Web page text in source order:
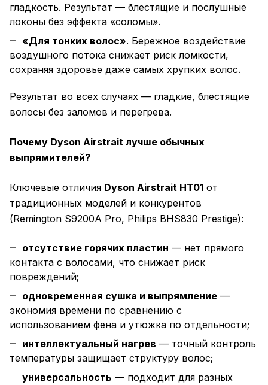
гладкость. Результат — блестящие и послушные
локоны без эффекта «соломы».
«Для тонких волос». Бережное воздействие
воздушного потока снижает риск ломкости,
сохраняя здоровье даже самых хрупких волос.
Результат во всех случаях — гладкие, блестящие
волосы без заломов и перегрева.
Почему Dyson Airstrait лучше обычных
выпрямителей?
Ключевые отличия Dyson Airstrait HT01 от
традиционных моделей и конкурентов
(Remington S9200A Pro, Philips BHS830 Prestige):
отсутствие горячих пластин — нет прямого
контакта с волосами, что снижает риск
повреждений;
одновременная сушка и выпрямление —
экономия времени по сравнению с
использованием фена и утюжка по отдельности;
интеллектуальный нагрев — точный контроль
температуры защищает структуру волос;
универсальность — подходит для разных